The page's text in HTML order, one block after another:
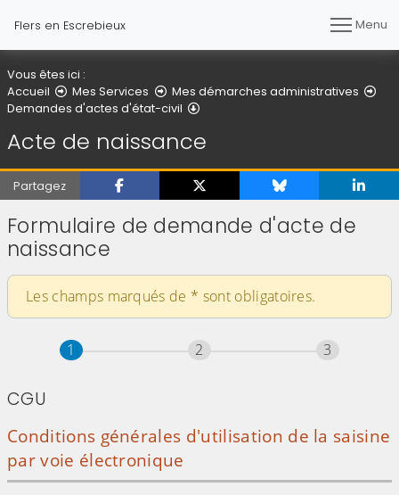
Flers en Escrebieux Menu
Vous êtes ici :
Accueil
Mes Services
Mes démarches administratives
Demandes d'actes d'état-civil
Acte de naissance
Partagez
Formulaire de demande d'acte de
naissance
Les champs marqués de * sont obligatoires.
Étape
1 sur 3 Étape
2 Étape
3
CGU
Conditions générales d'utilisation de la saisine
par voie électronique